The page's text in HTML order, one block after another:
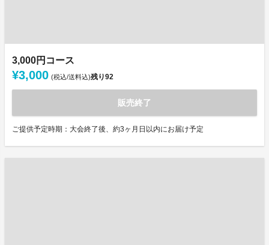
3,000円コース
¥3,000 (税込/送料込)残り92
販売終了
ご提供予定時期：大会終了後、約3ヶ月日以内にお届け予定